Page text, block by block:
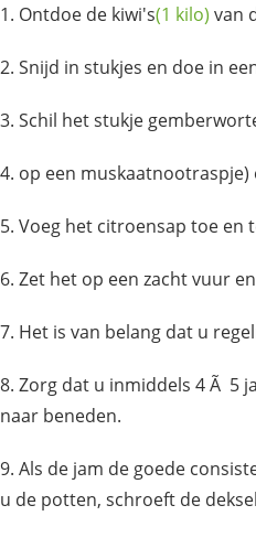
Ontdoe de kiwi's(1 kilo) van
Snijd in stukjes en doe in
Schil het stukje
op een muskaatnootraspje)
Voeg het citroensap toe en
Zet het op een zacht vuur
Het is van belang dat u
Zorg dat u inmiddels 4 Ã 5
naar beneden.
Als de jam de goede
u de potten, schroeft de